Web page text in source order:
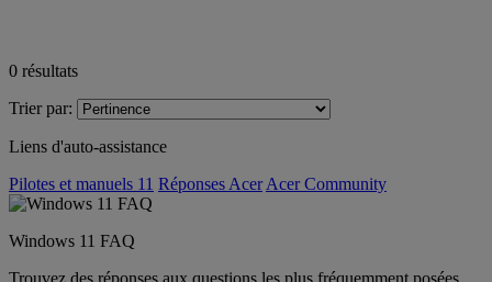
0 résultats
Trier par:
Liens d'auto-assistance
Pilotes et manuels 11 Réponses Acer Acer Community
Windows 11 FAQ